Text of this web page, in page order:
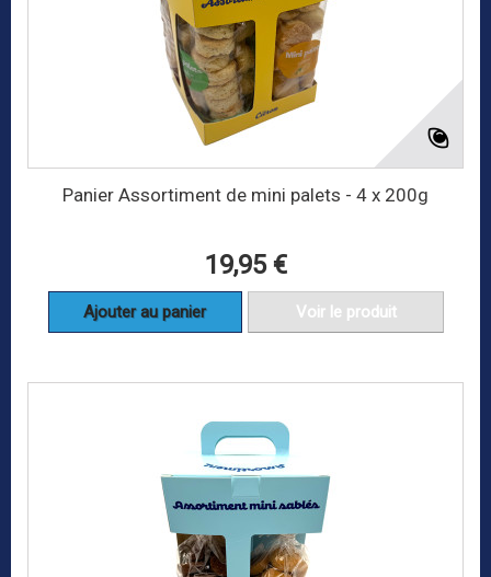
Panier Assortiment de mini palets - 4 x 200g
19,95 €
Ajouter au panier Voir le produit